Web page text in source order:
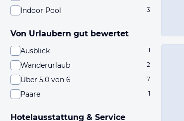
Indoor Pool
3
Von Urlaubern gut bewertet
Ausblick 1
Wanderurlaub 2
Über 5,0 von 6 7
Paare 1
Hotelausstattung & Service